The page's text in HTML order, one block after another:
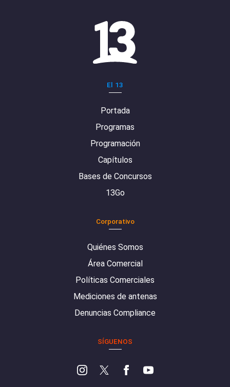
El 13
Portada
Programas
Programación
Capítulos
Bases de Concursos
13Go
Corporativo
Quiénes Somos
Área Comercial
Políticas Comerciales
Mediciones de antenas
Denuncias Compliance
SÍGUENOS